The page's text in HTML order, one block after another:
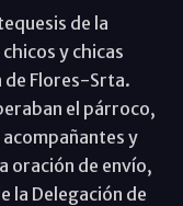
de la
y chicas
de Flores-Srta.
el párroco,
y
oración de envío,
la Delegación de